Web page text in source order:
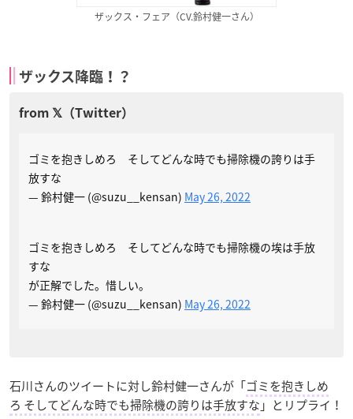
ザックス・フェア（CV.鈴村健一さん）
ザックス降臨！？
ゴミを抱きしめろ そしてどんな時でも掃除機の誇りは手
放すな
— 鈴村健一 (@suzu__kensan) May 26, 2022
ゴミを抱きしめろ そしてどんな時でも掃除機の埃は手放
すな
が正解でした。惜しい。
— 鈴村健一 (@suzu__kensan) May 26, 2022
石川さんのツイートに対し鈴村健一さんが「ゴミを抱きしめ
ろ そしてどんな時でも掃除機の誇りは手放すな 」とリプライ！